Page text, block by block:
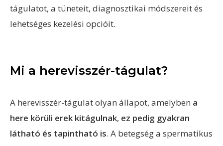
tágulatot, a tüneteit, diagnosztikai módszereit és
lehetséges kezelési opcióit.
Mi a herevisszér-tágulat?
A herevisszér-tágulat olyan állapot, amelyben a
here körüli erek kitágulnak, ez pedig gyakran
látható és tapintható is. A betegség a spermatikus